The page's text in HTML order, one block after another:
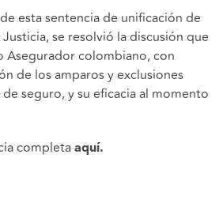
esta sentencia de unificación de
se resolvió la discusión que
Asegurador colombiano, con
de los amparos y exclusiones
seguro, y su eficacia al momento
completa aquí.